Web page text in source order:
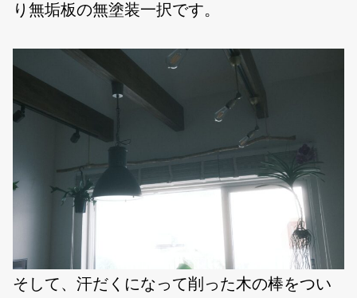
り無垢板の無塗装一択です。
そして、汗だくになって削った木の棒をつい